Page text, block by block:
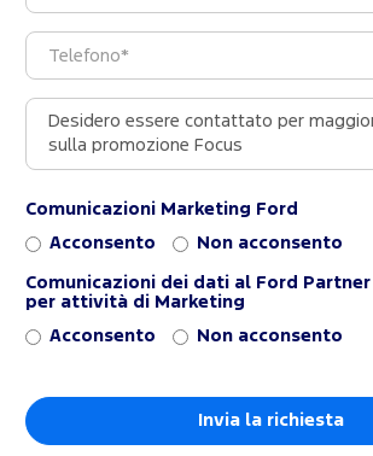
Comunicazioni Marketing Ford
Acconsento Non acconsento
Comunicazioni dei dati al Ford
per attività di Marketing
Acconsento Non acconsento